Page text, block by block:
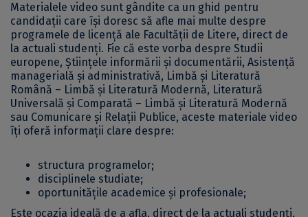
Materialele video sunt gândite ca un ghid pentru
candidații care își doresc să afle mai multe despre
programele de licență ale Facultății de Litere, direct de
la actuali studenți. Fie că este vorba despre Studii
europene, Științele informării și documentării, Asistență
managerială și administrativă, Limbă și Literatură
Română – Limbă și Literatură Modernă, Literatură
Universală și Comparată – Limbă și Literatură Modernă
sau Comunicare și Relații Publice, aceste materiale video
îți oferă informații clare despre:
structura programelor;
disciplinele studiate;
oportunitățile academice și profesionale;
Este ocazia ideală de a afla, direct de la actuali studenți,